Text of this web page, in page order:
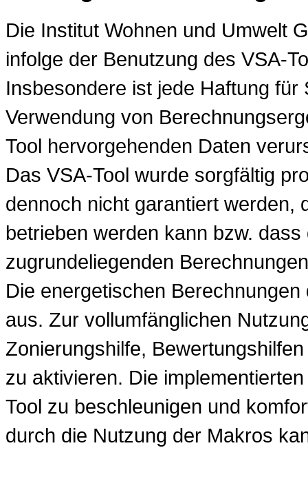
Die Institut Wohnen und Umwelt
infolge der Benutzung des VSA-
Insbesondere ist jede Haftung
Verwendung von
Tool hervorgehenden Daten
Das VSA-Tool wurde sorgfältig
dennoch nicht garantiert werden,
betrieben werden kann bzw.
zugrundeliegenden
Die energetischen
aus. Zur vollumfänglichen
Zonierungshilfe,
zu aktivieren. Die
Tool zu beschleunigen und
durch die Nutzung der Makros